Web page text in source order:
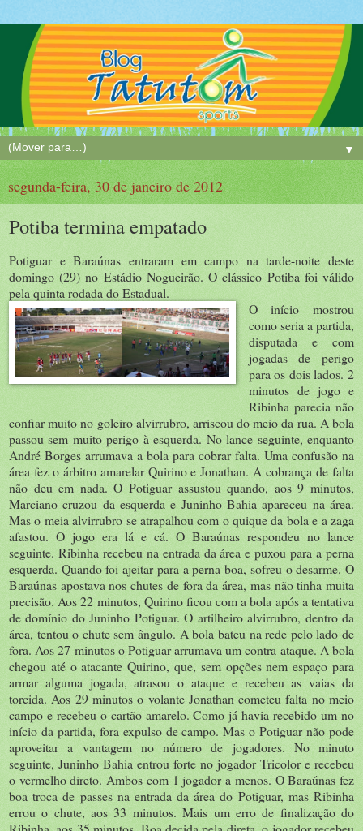
▼
segunda-feira, 30 de janeiro de 2012
Potiba termina empatado
Potiguar e Baraúnas entraram em campo na tarde-noite deste
domingo (29) no Estádio Nogueirão. O clássico Potiba foi válido
pela quinta rodada do Estadual.
O início mostrou
como seria a partida,
disputada e com
jogadas de perigo
para os dois lados. 2
minutos de jogo e
Ribinha parecia não
confiar muito no goleiro alvirrubro, arriscou do meio da rua. A bola
passou sem muito perigo à esquerda. No lance seguinte, enquanto
André Borges arrumava a bola para cobrar falta. Uma confusão na
área fez o árbitro amarelar Quirino e Jonathan. A cobrança de falta
não deu em nada. O Potiguar assustou quando, aos 9 minutos,
Marciano cruzou da esquerda e Juninho Bahia apareceu na área.
Mas o meia alvirrubro se atrapalhou com o quique da bola e a zaga
afastou. O jogo era lá e cá. O Baraúnas respondeu no lance
seguinte. Ribinha recebeu na entrada da área e puxou para a perna
esquerda. Quando foi ajeitar para a perna boa, sofreu o desarme. O
Baraúnas apostava nos chutes de fora da área, mas não tinha muita
precisão. Aos 22 minutos, Quirino ficou com a bola após a tentativa
de domínio do Juninho Potiguar. O artilheiro alvirrubro, dentro da
área, tentou o chute sem ângulo. A bola bateu na rede pelo lado de
fora. Aos 27 minutos o Potiguar arrumava um contra ataque. A bola
chegou até o atacante Quirino, que, sem opções nem espaço para
armar alguma jogada, atrasou o ataque e recebeu as vaias da
torcida. Aos 29 minutos o volante Jonathan cometeu falta no meio
campo e recebeu o cartão amarelo. Como já havia recebido um no
início da partida, fora expulso de campo. Mas o Potiguar não pode
aproveitar a vantagem no número de jogadores. No minuto
seguinte, Juninho Bahia entrou forte no jogador Tricolor e recebeu
o vermelho direto. Ambos com 1 jogador a menos. O Baraúnas fez
boa troca de passes na entrada da área do Potiguar, mas Ribinha
errou o chute, aos 33 minutos. Mais um erro de finalização do